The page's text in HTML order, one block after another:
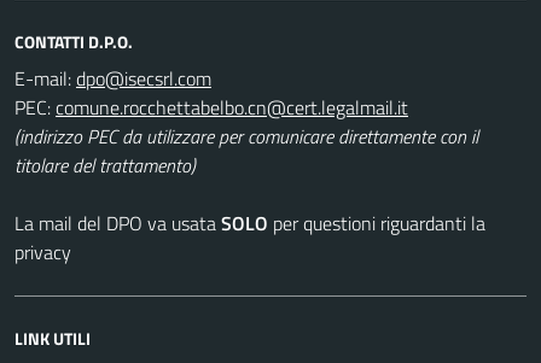
CONTATTI D.P.O.
E-mail:
PEC:
(indirizzo PEC da utilizzare per comunicare direttamente con il
titolare del trattamento)
La mail del DPO va usataSOLO per questioni riguardanti la
privacy
LINK UTILI